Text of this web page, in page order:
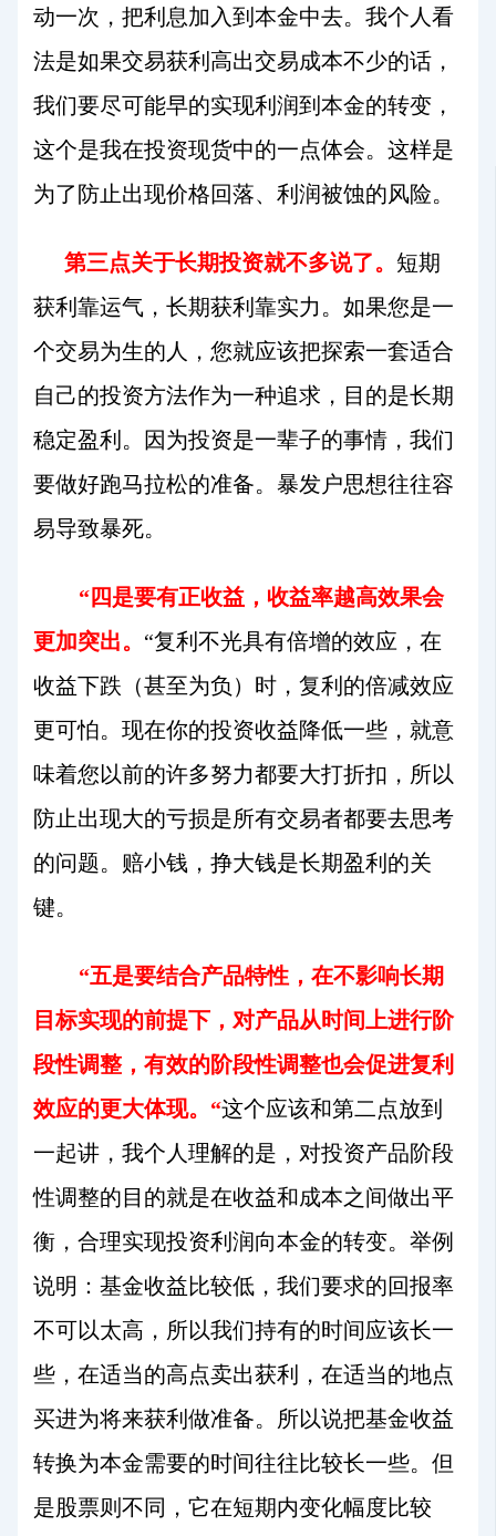
动一次，把利息加入到本金中去。我个人看
法是如果交易获利高出交易成本不少的话，
我们要尽可能早的实现利润到本金的转变，
这个是我在投资现货中的一点体会。这样是
为了防止出现价格回落、利润被蚀的风险。
第三点关于长期投资就不多说了。 短期
获利靠运气，长期获利靠实力。如果您是一
个交易为生的人，您就应该把探索一套适合
自己的投资方法作为一种追求，目的是长期
稳定盈利。因为投资是一辈子的事情，我们
要做好跑马拉松的准备。暴发户思想往往容
易导致暴死。
“四是要有正收益，收益率越高效果会
更加突出。 “复利不光具有倍增的效应，在
收益下跌（甚至为负）时，复利的倍减效应
更可怕。现在你的投资收益降低一些，就意
味着您以前的许多努力都要大打折扣，所以
防止出现大的亏损是所有交易者都要去思考
的问题。赔小钱，挣大钱是长期盈利的关
键。
“五是要结合产品特性，在不影响长期
目标实现的前提下，对产品从时间上进行阶
段性调整，有效的阶段性调整也会促进复利
效应的更大体现。“这个应该和第二点放到
一起讲，我个人理解的是，对投资产品阶段
性调整的目的就是在收益和成本之间做出平
衡，合理实现投资利润向本金的转变。举例
说明：基金收益比较低，我们要求的回报率
不可以太高，所以我们持有的时间应该长一
些，在适当的高点卖出获利，在适当的地点
买进为将来获利做准备。所以说把基金收益
转换为本金需要的时间往往比较长一些。但
是股票则不同，它在短期内变化幅度比较